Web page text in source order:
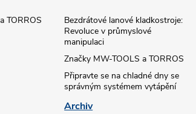
TORROS
Bezdrátové lanové kladkostroje:
Revoluce v průmyslové
manipulaci
Značky MW-TOOLS a TORROS
Připravte se na chladné dny se
správným systémem vytápění
Archiv